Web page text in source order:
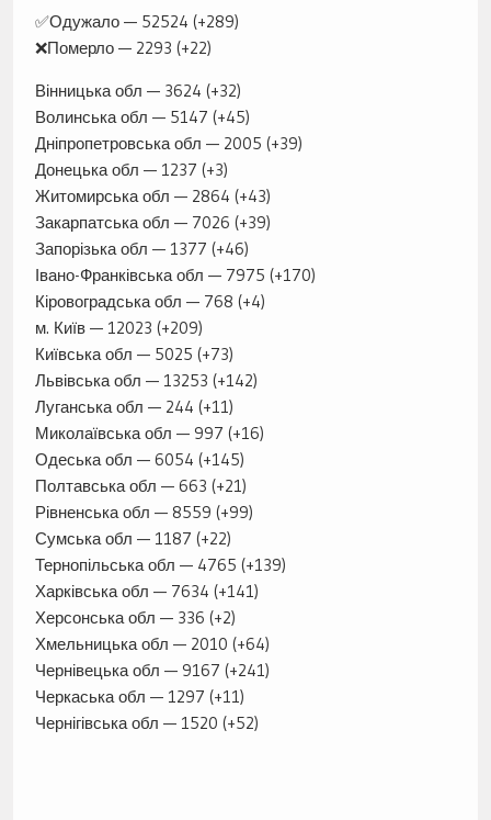
✅Одужало — 52524 (+289)
❌Померло — 2293 (+22)
Вінницька обл — 3624 (+32)
Волинська обл — 5147 (+45)
Дніпропетровська обл — 2005 (+39)
Донецька обл — 1237 (+3)
Житомирська обл — 2864 (+43)
Закарпатська обл — 7026 (+39)
Запорізька обл — 1377 (+46)
Івано-Франківська обл — 7975 (+170)
Кіровоградська обл — 768 (+4)
м. Київ — 12023 (+209)
Київська обл — 5025 (+73)
Львівська обл — 13253 (+142)
Луганська обл — 244 (+11)
Миколаївська обл — 997 (+16)
Одеська обл — 6054 (+145)
Полтавська обл — 663 (+21)
Рівненська обл — 8559 (+99)
Сумська обл — 1187 (+22)
Тернопільська обл — 4765 (+139)
Харківська обл — 7634 (+141)
Херсонська обл — 336 (+2)
Хмельницька обл — 2010 (+64)
Чернівецька обл — 9167 (+241)
Черкаська обл — 1297 (+11)
Чернігівська обл — 1520 (+52)